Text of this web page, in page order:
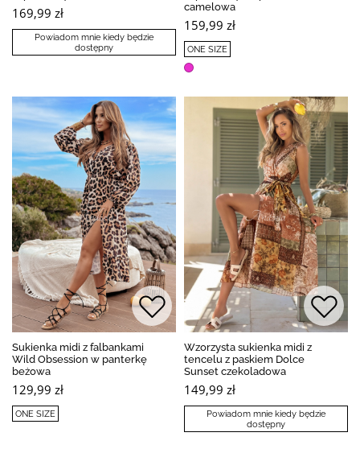
169,99 zł
Powiadom mnie kiedy będzie
dostępny
camelowa
159,99 zł
ONE SIZE
Sukienka midi z falbankami
Wild Obsession w panterkę
beżowa
129,99 zł
ONE SIZE
Wzorzysta sukienka midi z
tencelu z paskiem Dolce
Sunset czekoladowa
149,99 zł
Powiadom mnie kiedy będzie
dostępny